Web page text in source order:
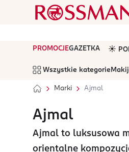
PROMOCJEGAZETKA ☀️
Wszystkie kategorie
Marki Ajmal
Ajmal
Ajmal to luksusowa
orientalne